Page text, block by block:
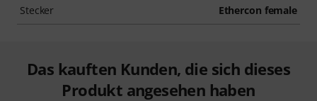
Stecker Ethercon female
Das kauften Kunden, die sich dieses
Produkt angesehen haben